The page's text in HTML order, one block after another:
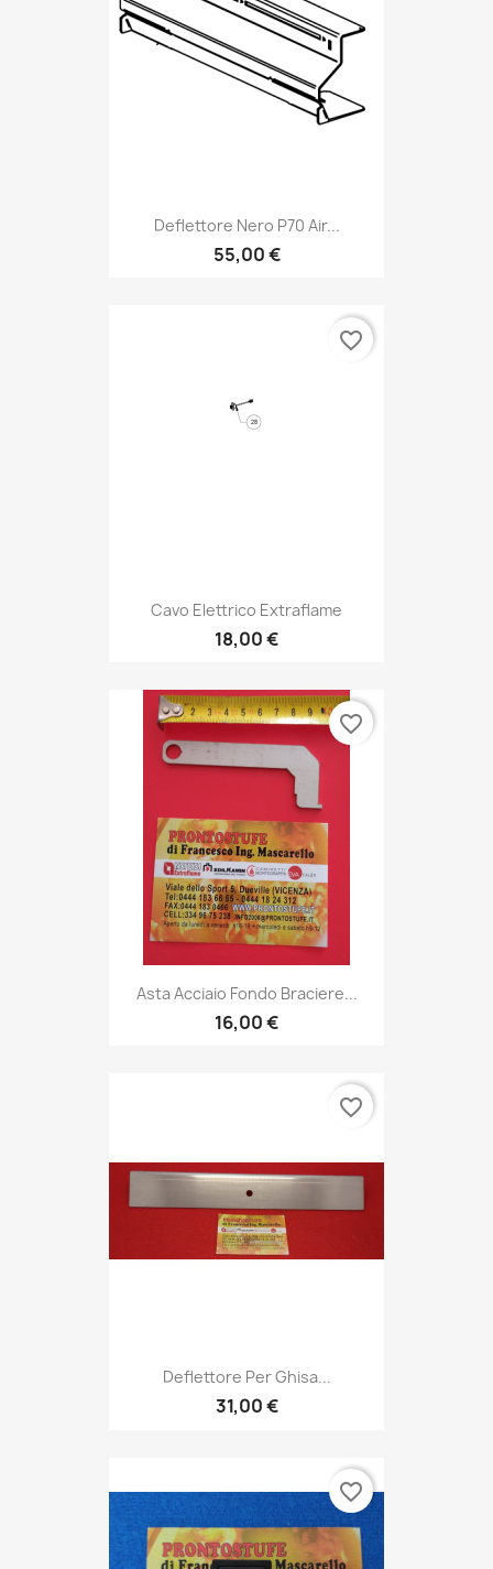
Deflettore Nero P70 Air...
55,00 €
Cavo Elettrico Extraflame
18,00 €
favorite_border
Asta Acciaio Fondo Braciere...
16,00 €
favorite_border
Deflettore Per Ghisa...
31,00 €
favorite_border
favorite_border